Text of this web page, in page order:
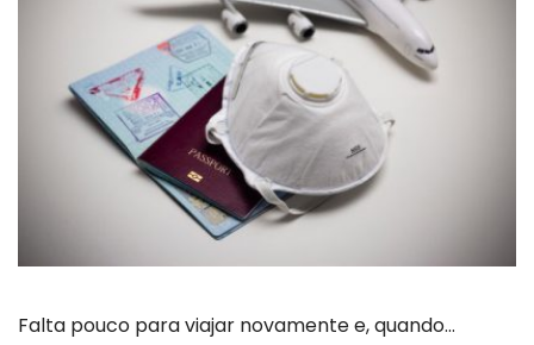
Falta pouco para viajar novamente e, quando…